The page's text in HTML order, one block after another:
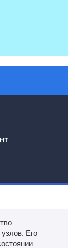
узлов. Его